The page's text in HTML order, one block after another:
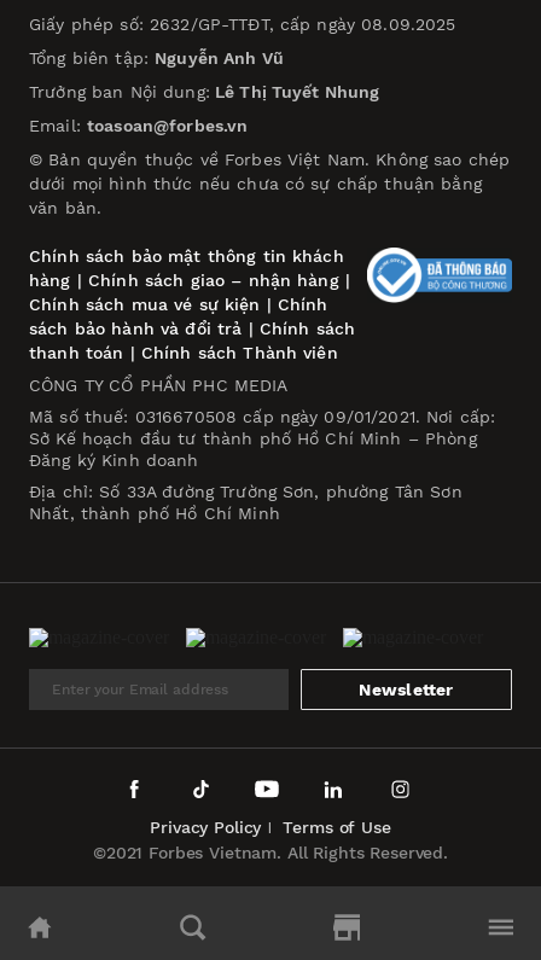
Giấy phép số: 2632/GP-TTĐT, cấp ngày 08.09.2025
Tổng biên tập: Nguyễn Anh Vũ
Trưởng ban Nội dung: Lê Thị Tuyết Nhung
Email: toasoan@forbes.vn
© Bản quyền thuộc về Forbes Việt Nam. Không sao chép
dưới mọi hình thức nếu chưa có sự chấp thuận bằng
văn bản.
Chính sách bảo mật thông tin khách
hàng | Chính sách giao – nhận hàng|
Chính sách mua vé sự kiện | Chính
sách bảo hành và đổi trả | Chính sách
thanh toán | Chính sách Thành viên
CÔNG TY CỔ PHẦN PHC MEDIA
Mã số thuế: 0316670508 cấp ngày 09/01/2021. Nơi cấp:
Sở Kế hoạch đầu tư thành phố Hồ Chí Minh – Phòng
Đăng ký Kinh doanh
Địa chỉ: Số 33A đường Trường Sơn, phường Tân Sơn
Nhất, thành phố Hồ Chí Minh
Newsletter
©2021 Forbes Vietnam. All Rights Reserved.
Privacy Policy Terms of Use